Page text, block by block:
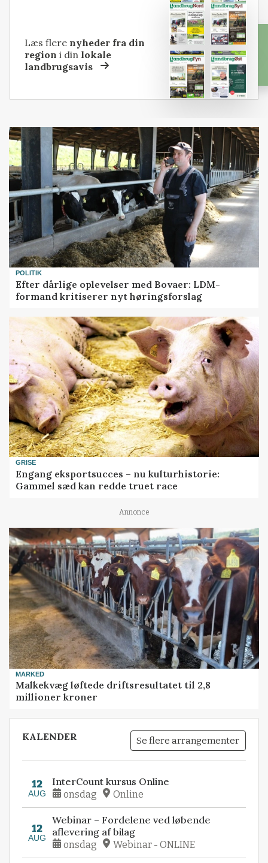
Læs flere nyheder fra din
region i dinlokale
landbrugsavis
POLITIK
Efter dårlige oplevelser med Bovaer: LDM-
formand kritiserer nyt høringsforslag
GRISE
Engang eksportsucces – nu kulturhistorie:
Gammel sæd kan redde truet race
Annonce
MARKED
Malkekvæg løftede driftsresultatet til 2,8
millioner kroner
KALENDER Se flere arrangementer
12
AUG
InterCount kursus Online
onsdag Online
12
AUG
Webinar – Fordelene ved løbende
aflevering af bilag
onsdag Webinar - ONLINE